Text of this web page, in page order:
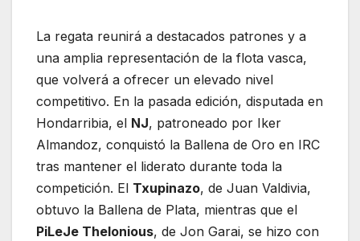
La regata reunirá a destacados patrones y a
una amplia representación de la flota vasca,
que volverá a ofrecer un elevado nivel
competitivo. En la pasada edición, disputada en
Hondarribia, el NJ, patroneado por Iker
Almandoz, conquistó la Ballena de Oro en IRC
tras mantener el liderato durante toda la
competición. El Txupinazo, de Juan Valdivia,
obtuvo la Ballena de Plata, mientras que el
PiLeJe Thelonious, de Jon Garai, se hizo con